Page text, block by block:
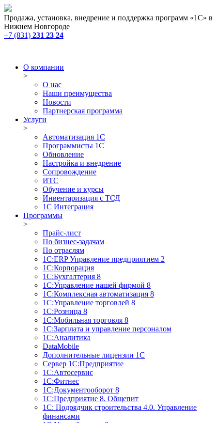
Продажа, установка, внедрение и поддержка программ «1С» в
Нижнем Новгороде
+7 (831) 231 23 24
О компании
>
О нас
Наши преимущества
Новости
Партнерская программа
Услуги
>
Автоматизация 1С
Программисты 1С
Обновление
Настройка и внедрение
Сопровождение
ИТС
Обучение и курсы
Инвентаризация с ТСД
1С Интеграция
Программы
>
Прайс-лист
По бизнес-задачам
По отраслям
1C:ERP Управление предприятием 2
1С:Корпорация
1С:Бухгалтерия 8
1С:Управление нашей фирмой 8
1С:Комплексная автоматизация 8
1С:Управление торговлей 8
1С:Розница 8
1С:Мобильная торговля 8
1С:Зарплата и управление персоналом
1С:Аналитика
DataMobile
Дополнительные лицензии 1С
Сервер 1С:Предприятие
1С:Автосервис
1С:Фитнес
1С:Документооборот 8
1С:Предприятие 8. Общепит
1С: Подрядчик строительства 4.0. Управление
финансами